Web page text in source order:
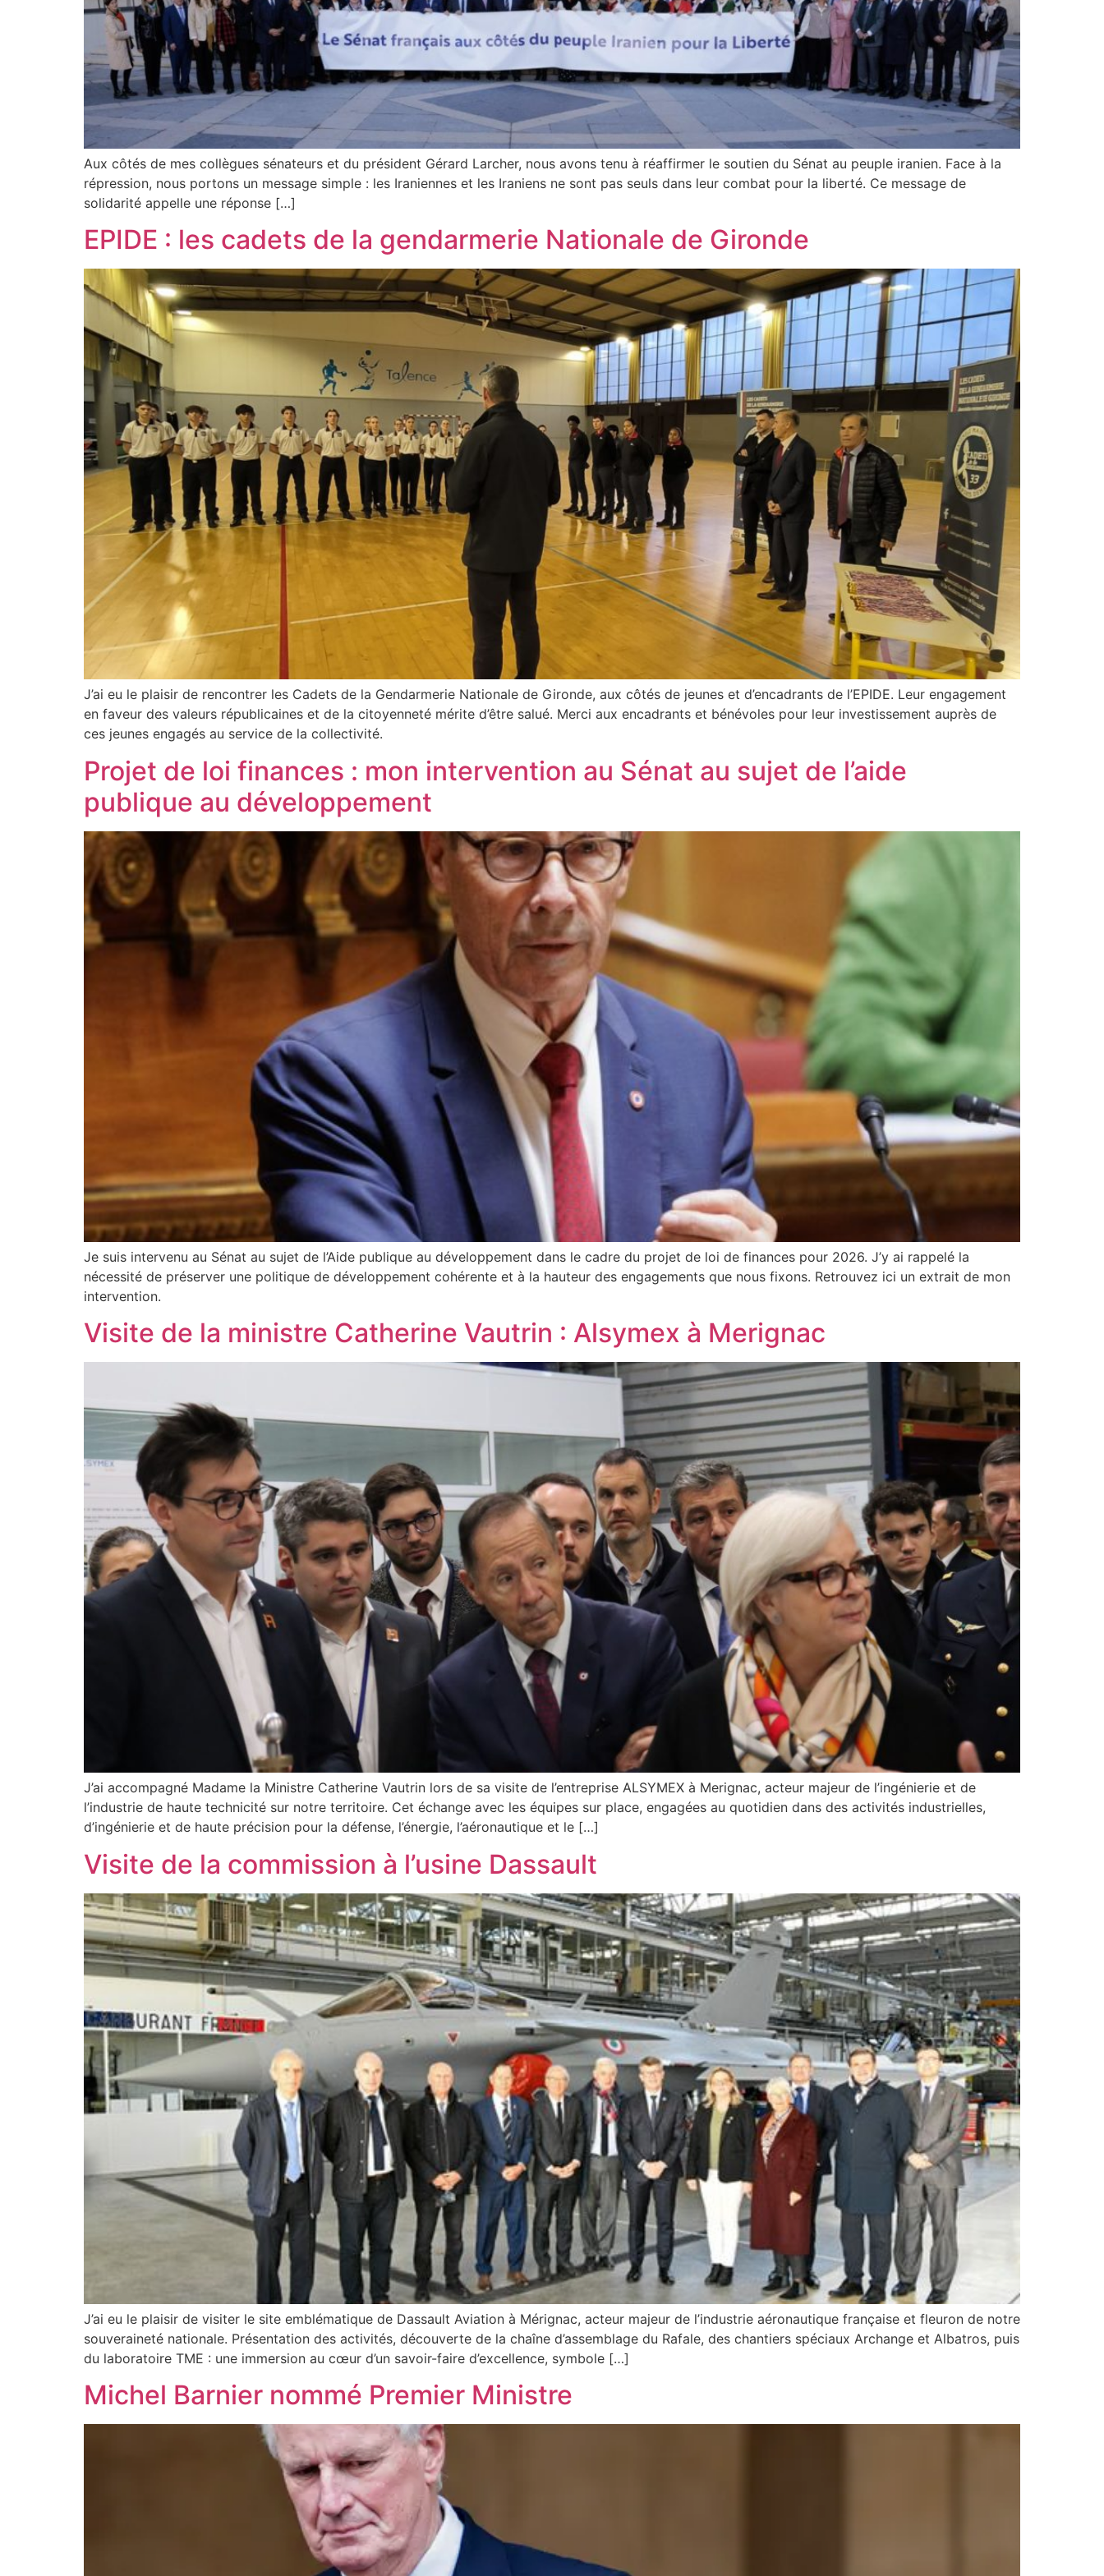
Aux côtés de mes collègues sénateurs et du président Gérard Larcher, nous avons tenu à réaffirmer le soutien du Sénat au peuple iranien. Face à la
répression, nous portons un message simple : les Iraniennes et les Iraniens ne sont pas seuls dans leur combat pour la liberté. Ce message de
solidarité appelle une réponse […]
EPIDE : les cadets de la gendarmerie Nationale de Gironde
J’ai eu le plaisir de rencontrer les Cadets de la Gendarmerie Nationale de Gironde, aux côtés de jeunes et d’encadrants de l’EPIDE. Leur engagement
en faveur des valeurs républicaines et de la citoyenneté mérite d’être salué. Merci aux encadrants et bénévoles pour leur investissement auprès de
ces jeunes engagés au service de la collectivité.
Projet de loi finances : mon intervention au Sénat au sujet de l’aide
publique au développement
Je suis intervenu au Sénat au sujet de l’Aide publique au développement dans le cadre du projet de loi de finances pour 2026. J’y ai rappelé la
nécessité de préserver une politique de développement cohérente et à la hauteur des engagements que nous fixons. Retrouvez ici un extrait de mon
intervention.
Visite de la ministre Catherine Vautrin : Alsymex à Merignac
J’ai accompagné Madame la Ministre Catherine Vautrin lors de sa visite de l’entreprise ALSYMEX à Merignac, acteur majeur de l’ingénierie et de
l’industrie de haute technicité sur notre territoire. Cet échange avec les équipes sur place, engagées au quotidien dans des activités industrielles,
d’ingénierie et de haute précision pour la défense, l’énergie, l’aéronautique et le […]
Visite de la commission à l’usine Dassault
J’ai eu le plaisir de visiter le site emblématique de Dassault Aviation à Mérignac, acteur majeur de l’industrie aéronautique française et fleuron de notre
souveraineté nationale. Présentation des activités, découverte de la chaîne d’assemblage du Rafale, des chantiers spéciaux Archange et Albatros, puis
du laboratoire TME : une immersion au cœur d’un savoir-faire d’excellence, symbole […]
Michel Barnier nommé Premier Ministre